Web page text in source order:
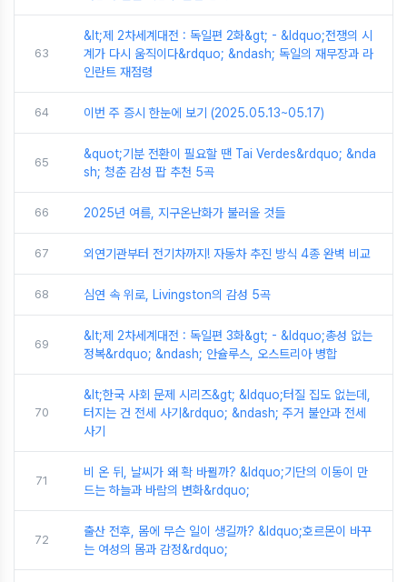
63
&lt;제 2차세계대전 : 독일편 2화&gt; - &ldquo;전쟁의 시
계가 다시 움직이다&rdquo; &ndash; 독일의 재무장과 라
인란트 재점령
64 이번 주 증시 한눈에 보기 (2025.05.13~05.17)
65
&quot;기분 전환이 필요할 땐 Tai Verdes&rdquo; &nda
sh; 청춘 감성 팝 추천 5곡
66 2025년 여름, 지구온난화가 불러올 것들
67 외연기관부터 전기차까지! 자동차 추진 방식 4종 완벽 비교
68 심연 속 위로, Livingston의 감성 5곡
69
&lt;제 2차세계대전 : 독일편 3화&gt; - &ldquo;총성 없는
정복&rdquo; &ndash; 안슐루스, 오스트리아 병합
70
&lt;한국 사회 문제 시리즈&gt; &ldquo;터질 집도 없는데,
터지는 건 전세 사기&rdquo; &ndash; 주거 불안과 전세
사기
71
비 온 뒤, 날씨가 왜 확 바뀔까? &ldquo;기단의 이동이 만
드는 하늘과 바람의 변화&rdquo;
72
출산 전후, 몸에 무슨 일이 생길까? &ldquo;호르몬이 바꾸
는 여성의 몸과 감정&rdquo;